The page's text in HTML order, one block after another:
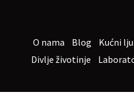
O nama Blog Kućni
Divlje životinje